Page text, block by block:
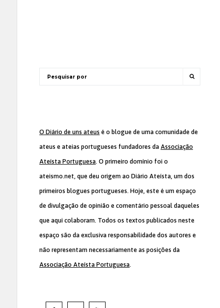
O Diário de uns ateus é o blogue de uma comunidade de
ateus e ateias portugueses fundadores da Associação
Ateísta Portuguesa. O primeiro domínio foi o
ateismo.net, que deu origem ao Diário Ateísta, um dos
primeiros blogues portugueses. Hoje, este é um espaço
de divulgação de opinião e comentário pessoal daqueles
que aqui colaboram. Todos os textos publicados neste
espaço são da exclusiva responsabilidade dos autores e
não representam necessariamente as posições da
Associação Ateísta Portuguesa.